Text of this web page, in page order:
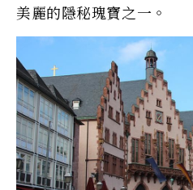
美麗的隱秘瑰寶之一。